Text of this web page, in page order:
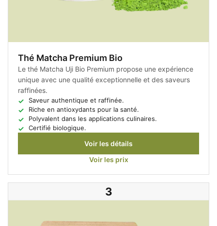
Thé Matcha Premium Bio
Le thé Matcha Uji Bio Premium propose une expérience
unique avec une qualité exceptionnelle et des saveurs
raffinées.
Saveur authentique et raffinée.
Riche en antioxydants pour la santé.
Polyvalent dans les applications culinaires.
Certifié biologique.
Voir les détails
Voir les prix
3